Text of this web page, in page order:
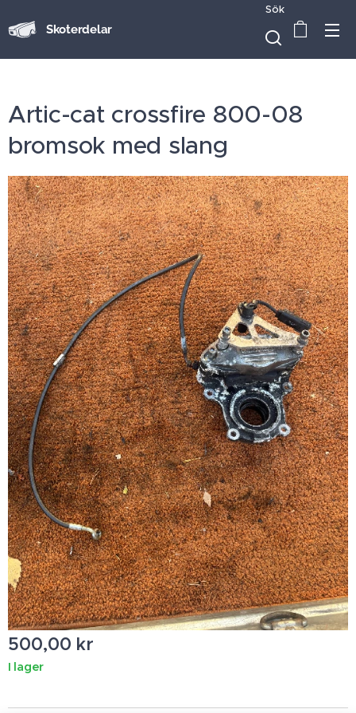
Skoterdelar
Sök
Artic-cat crossfire 800-08
bromsok med slang
500,00 kr
I lager